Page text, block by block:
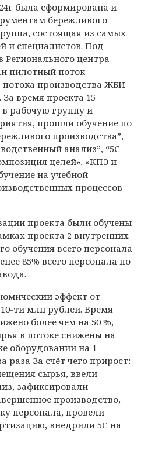
была сформирована и
бережливого
состоящая из самых
и специалистов. Под
Регионального центра
пилотный поток –
производства ЖБИ
время проекта 15
рабочую группу и
прошли обучение по
производства”,
анализ”, “5С
целей», «КПЭ и
на учебной
процессов
проекта были обучены
проекта 2 внутренних
обучения всего персонала
85% всего персонала по
эффект от
ти млн рублей. Время
более чем на 50 %,
в потоке снижены на
оборудовании на 1
раза За счёт чего прирост:
сырья, ввели
зафиксировали
производство,
персонала, провели
внедрили 5С на